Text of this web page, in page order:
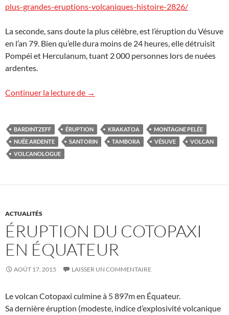
plus-grandes-eruptions-volcaniques-histoire-2826/
La seconde, sans doute la plus célèbre, est l’éruption du Vésuve
en l’an 79. Bien qu’elle dura moins de 24 heures, elle détruisit
Pompéi et Herculanum, tuant 2 000 personnes lors de nuées
ardentes.
Continuer la lecture de Vidéo : Trois éruptions historiques
→
BARDINTZEFF ÉRUPTION KRAKATOA
MONTAGNE PELÉE
NUÉE ARDENTE
SANTORIN TAMBORA VÉSUVE
VOLCAN
VOLCANOLOGUE
ACTUALITÉS
ÉRUPTION DU COTOPAXI
EN ÉQUATEUR
AOÛT 17, 2015 LAISSER UN COMMENTAIRE
Le volcan Cotopaxi culmine à 5 897m en Équateur.
Sa dernière éruption (modeste, indice d’explosivité volcanique